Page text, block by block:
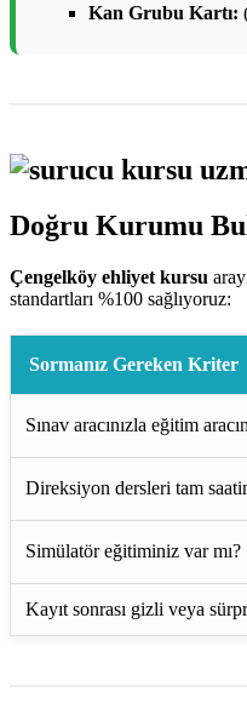
Kan Grubu Kartı:
Doğru Kurumu
Çengelköy ehliyet kursu
standartları %100 sağlıyoruz:
Sormanız Gereken Kriter
Sınav aracınızla eğitim
Direksiyon dersleri tam
Simülatör eğitiminiz var mı?
Kayıt sonrası gizli veya